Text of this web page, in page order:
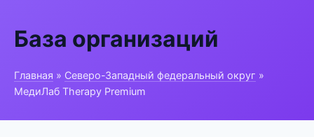
База организаций
Главная » Северо-Западный федеральный округ »
МедиЛаб Therapy Premium